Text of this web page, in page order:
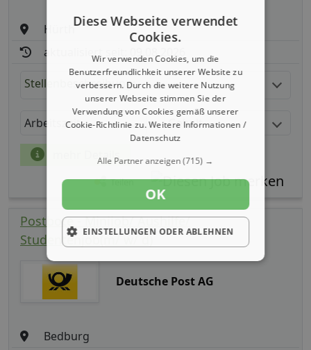
Hürth
aktualisiert seit: 09.08.2026
Stellenbeschreibung:
Arbeitszeit Gehalt
mehr Details
Teilen
Postbote - Minijob/ Aushilfe/
Studentenjob(m/ w/ d)
Deutsche Post AG
Bedburg
Diese Webseite verwendet
Cookies.
Wir verwenden Cookies, um die
Benutzerfreundlichkeit unserer Website zu
verbessern. Durch die weitere Nutzung
unserer Webseite stimmen Sie der
Verwendung von Cookies gemäß unserer
Cookie-Richtlinie zu.Weitere Informationen /
Datenschutz
Alle Partner anzeigen(715) →
OK
EINSTELLUNGEN ODER ABLEHNEN